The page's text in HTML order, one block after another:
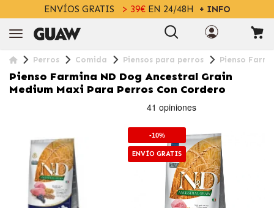
ENVÍOS GRATIS > 39€EN 24/48H + INFO
Perros Comida Piensos para perros Pienso
Pienso Farmina ND Dog Ancestral Grain
Medium Maxi Para Perros Con Cordero
-10%
ENVÍO GRATIS